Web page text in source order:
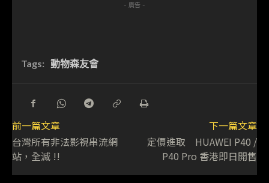
- 廣告 -
Tags: 動物森友會
前一篇文章
台灣所有非法影視串流網
站，全滅 !!
下一篇文章
定價進取 HUAWEI P40 /
P40 Pro 香港即日開售